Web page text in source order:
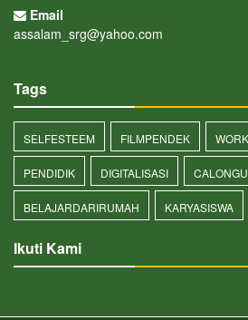
Email
assalam_srg@yahoo.com
Tags
SELFESTEEM FILMPENDEK
PENDIDIK DIGITALISASI
BELAJARDARIRUMAH KARYASISWA
Ikuti Kami